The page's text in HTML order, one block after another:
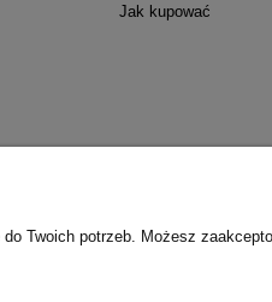
Jak kupować
właściciela - ZABRONIONE -
1994 roku kodeks cywilny [Dz.U.
Twoich potrzeb. Możesz